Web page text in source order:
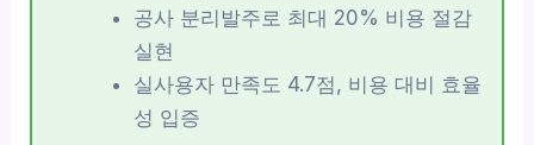
공사 분리발주로 최대 20% 비용 절감
실현
실사용자 만족도 4.7점, 비용 대비 효율
성 입증